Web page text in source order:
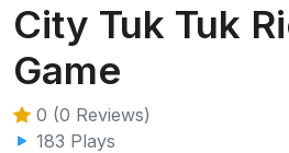
City Tuk Tuk
Game
0 (0 Reviews)
183 Plays